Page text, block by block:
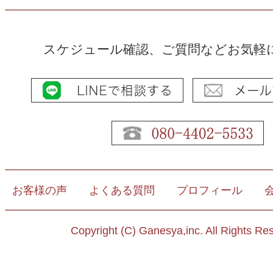
スケジュール確認、ご質問などお気軽
お客様の声 よくある質問 プロフィール
Copyright (C) Ganesya,inc. All Rights